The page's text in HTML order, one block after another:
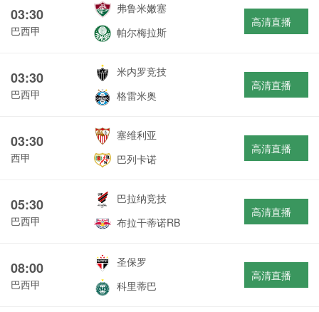
03:30
巴西甲
弗鲁米嫩塞
帕尔梅拉斯
高清直播
03:30
巴西甲
米内罗竞技
格雷米奥
高清直播
03:30
西甲
塞维利亚
巴列卡诺
高清直播
05:30
巴西甲
巴拉纳竞技
布拉干蒂诺RB
高清直播
08:00
巴西甲
圣保罗
科里蒂巴
高清直播